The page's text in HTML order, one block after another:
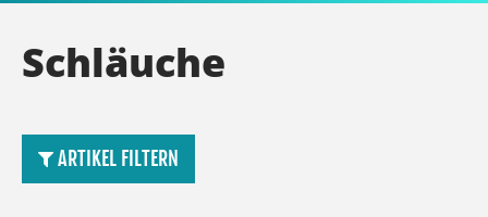
Schläuche
ARTIKEL FILTERN